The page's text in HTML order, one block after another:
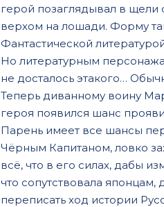
герой позаглядывал в
верхом на лошади. Форму
Фантастической
Но литературным
не досталось этакого…
Теперь диванному воину
героя появился шанс
Парень имеет все шансы
Чёрным Капитаном, ловко
всё, что в его силах, дабы
что сопутствовала японцам,
переписать ход истории